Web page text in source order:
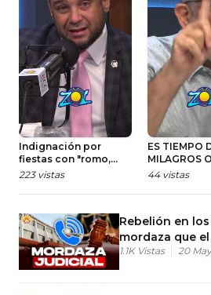
Indignación por
fiestas con "romo,
juca y droga" durante
Melissa
223 vistas
ES TIEMPO
MILAGROS
BOSCH SE
CASA
44 vistas
Rebelión en
mordaza que
los jueces en
1.1K Vistas 20